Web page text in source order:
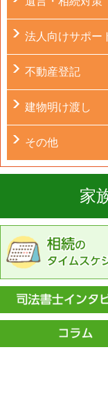
法人向けサポー
不動産登記
建物明け渡し
その他
家